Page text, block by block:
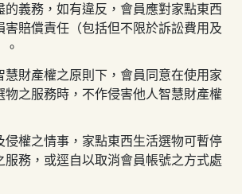
的義務，如有違反，會員應對家點東西
害賠償責任（包括但不限於訴訟費用及
慧財產權之原則下，會員同意在使用 家
物之服務時，不作侵害他人智慧財產權
權之情事， 家點東西生活選物可暫停
服務，或逕自以取消會員帳號之方式處